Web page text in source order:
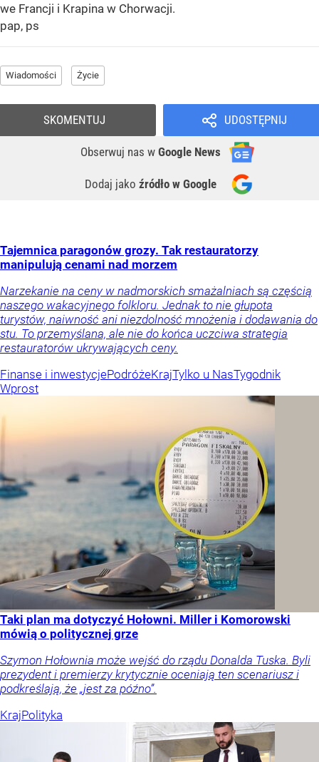
we Francji i Krapina w Chorwacji.
pap, ps
Wiadomości Życie
UDOSTĘPNIJ
Obserwuj nas w Google News
Dodaj jako źródło w Google
SKOMENTUJ
Tajemnica paragonów grozy. Tak restauratorzy
manipulują cenami nad morzem
Narzekanie na ceny w nadmorskich smażalniach są częścią
naszego wakacyjnego folkloru. Jednak to nie głupota
turystów, naiwność ani niezdolność mnożenia i dodawania do
stu. To przemyślana, ale nie do końca uczciwa strategia
restauratorów ukrywających ceny.
Finanse i inwestycjePodróżeKrajTylko u NasTygodnik
Wprost
Taki plan ma dotyczyć Hołowni. Miller i Komorowski
mówią o politycznej grze
Szymon Hołownia może wejść do rządu Donalda Tuska. Byli
prezydent i premierzy krytycznie oceniają ten scenariusz i
podkreślają, że „jest za późno”.
KrajPolityka